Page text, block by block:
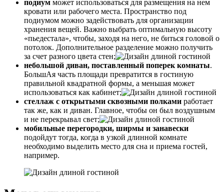
подиум может использоваться для размещения на нем
кровати или рабочего места. Пространство под
подиумом можно задействовать для организации
хранения вещей. Важно выбрать оптимальную высоту
«пьедестала», чтобы, заходя на него, не биться головой о
потолок. Дополнительное разделение можно получить
за счет разного цвета стен;
небольшой диван, поставленный поперек комнаты.
БольшАя часть площади превратится в гостиную
правильной квадратной формы, а меньшая может
использоваться как кабинет;
стеллаж с открытыми сквозными полками работает
так же, как и диван. Главное, чтобы он был воздушным
и не перекрывал свет;
мобильные перегородки, ширмы и занавески
подойдут тогда, когда в узкой длинной комнате
необходимо выделить место для сна и приема гостей,
например.